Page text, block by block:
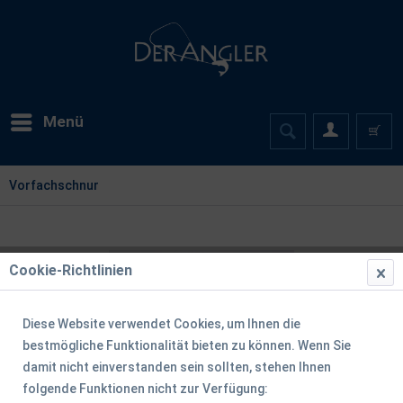
Menü
Vorfachschnur
Cookie-Richtlinien
Diese Website verwendet Cookies, um Ihnen die
bestmögliche Funktionalität bieten zu können. Wenn Sie
damit nicht einverstanden sein sollten, stehen Ihnen
folgende Funktionen nicht zur Verfügung: